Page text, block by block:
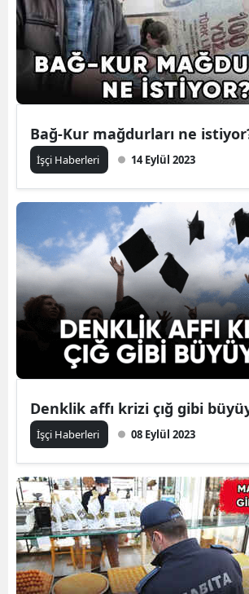
Bağ-Kur mağdurları ne
İşçi Haberleri 14 Eylül 2023
Denklik affı krizi çığ gibi
İşçi Haberleri 08 Eylül 2023